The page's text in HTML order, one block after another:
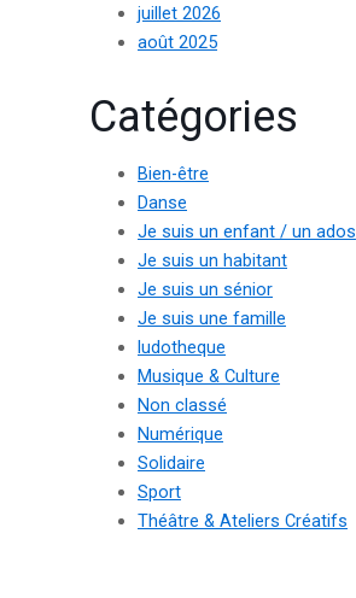
juillet 2026
août 2025
Catégories
Bien-être
Danse
Je suis un enfant / un ados
Je suis un habitant
Je suis un sénior
Je suis une famille
ludotheque
Musique & Culture
Non classé
Numérique
Solidaire
Sport
Théâtre & Ateliers Créatifs